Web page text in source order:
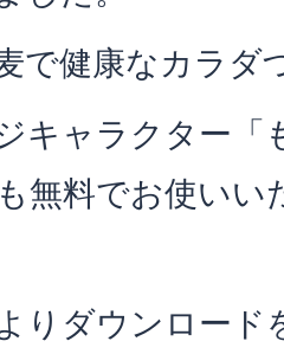
で健康なカラダ
キャラクター「
無料でお使い
りダウンロード